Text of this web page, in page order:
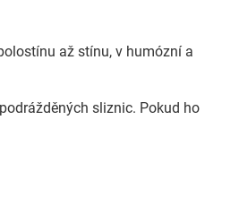
až stínu, v humózní a
sliznic. Pokud ho